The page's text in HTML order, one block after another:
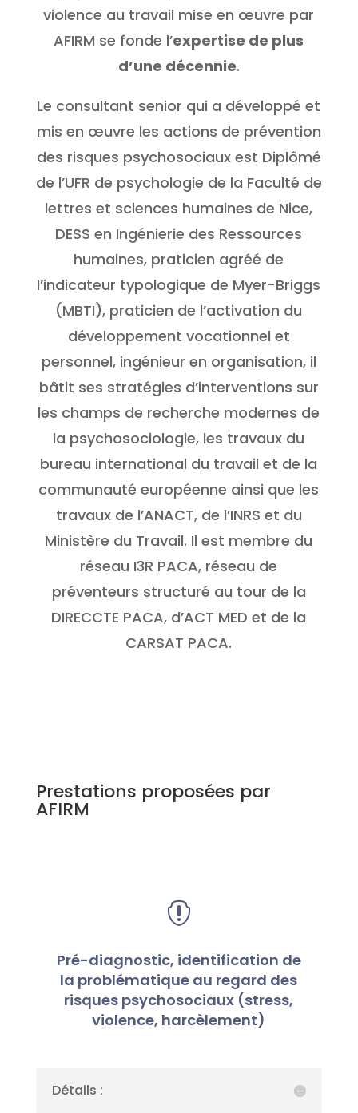
violence au travail mise en œuvre par
AFIRM se fonde l’expertise de plus
d’une décennie.
Le consultant senior qui a développé et
mis en œuvre les actions de prévention
des risques psychosociaux est Diplômé
de l’UFR de psychologie de la Faculté de
lettres et sciences humaines de Nice,
DESS en Ingénierie des Ressources
humaines, praticien agréé de
l’indicateur typologique de Myer-Briggs
(MBTI), praticien de l’activation du
développement vocationnel et
personnel, ingénieur en organisation, il
bâtit ses stratégies d’interventions sur
les champs de recherche modernes de
la psychosociologie, les travaux du
bureau international du travail et de la
communauté européenne ainsi que les
travaux de l’ANACT, de l’INRS et du
Ministère du Travail. Il est membre du
réseau I3R PACA, réseau de
préventeurs structuré au tour de la
DIRECCTE PACA, d’ACT MED et de la
CARSAT PACA.
Prestations proposées par
AFIRM

Pré-diagnostic, identification de
la problématique au regard des
risques psychosociaux (stress,
violence, harcèlement)
Détails :